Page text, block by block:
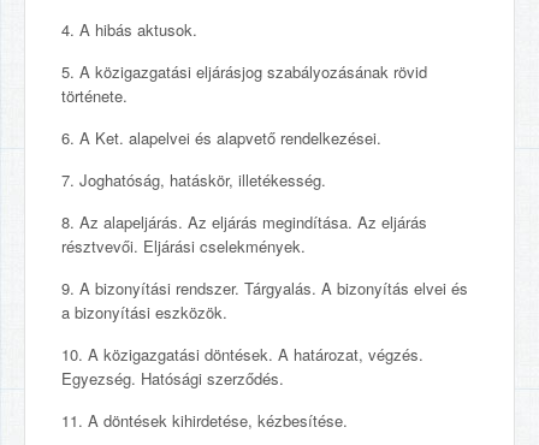
4. A hibás aktusok.
5. A közigazgatási eljárásjog szabályozásának rövid
története.
6. A Ket. alapelvei és alapvető rendelkezései.
7. Joghatóság, hatáskör, illetékesség.
8. Az alapeljárás. Az eljárás megindítása. Az eljárás
résztvevői. Eljárási cselekmények.
9. A bizonyítási rendszer. Tárgyalás. A bizonyítás elvei és
a bizonyítási eszközök.
10. A közigazgatási döntések. A határozat, végzés.
Egyezség. Hatósági szerződés.
11. A döntések kihirdetése, kézbesítése.